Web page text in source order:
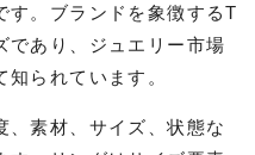
す。ブランドを象徴するT
であり、ジュエリー市場
られています。
、素材、サイズ、状態な